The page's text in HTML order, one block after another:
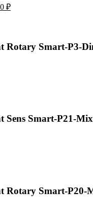
₽Текущая
Rotary Smart-P3-
Smart-P21-
Rotary Smart-P20-